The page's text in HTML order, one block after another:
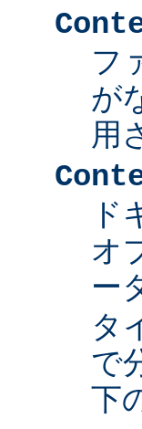
フ
が
用
ド
オ
ー
タ
で
下